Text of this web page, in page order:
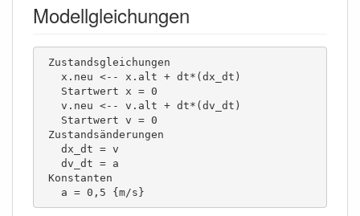
Modellgleichungen
   a = 0,5 {m/s}